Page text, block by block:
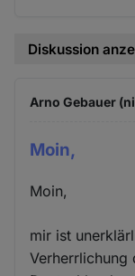
Diskussion
Arno Gebauer
Moin,
Moin,
mir ist
Verherrlichung